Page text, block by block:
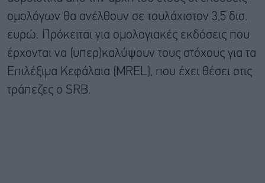
ομολόγων θα ανέλθουν σε τουλάχιστον 3,5 δισ.
ευρώ. Πρόκειται για ομολογιακές εκδόσεις που
έρχονται να (υπερ)καλύψουν τους στόχους για τα
Επιλέξιμα Κεφάλαια (MREL), που έχει θέσει στις
τράπεζες ο SRB.